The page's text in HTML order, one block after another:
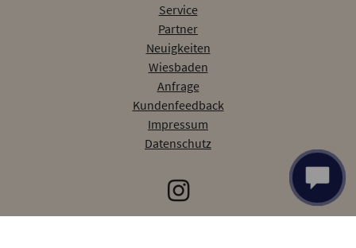
Service
Partner
Neuigkeiten
Wiesbaden
Anfrage
Kundenfeedback
Impressum
Datenschutz